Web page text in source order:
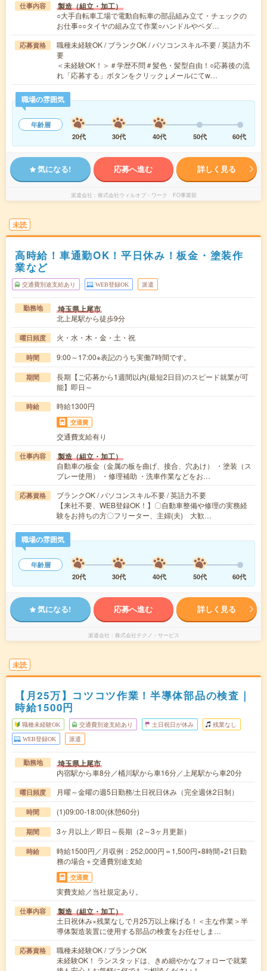
仕事内容 製造（組立・加工）
○大手自転車工場で電動自転車の部品組み立て・チェックの
お仕事○○タイヤの組み立て作業○ハンドルやペダ…
応募資格
職種未経験OK / ブランクOK / パソコンスキル不要 / 英語力不
要
＜未経験OK！＞＃学歴不問＃髪色・髪型自由！○応募後の流
れ「応募する」ボタンをクリック↓メールにてw…
職場の雰囲気
年齢層
20代
30代 40代 50代 60代
気になる! 応募へ進む 詳しく見る
派遣会社 株式会社ウィルオブ・ワーク FO事業部
未読
高時給！車通勤OK！平日休み！板金・塗装作
業など
交通費別途支給あり WEB登録OK 派遣
勤務地 埼玉県上尾市
北上尾駅から徒歩9分
曜日頻度 火・水・木・金・土・祝
時間 9:00～17:00※表記のうち実働7時間です。
期間
長期【ご応募から1週間以内(最短2日目)のスピード就業が可
能】即日～
時給 時給1300円
交通費
交通費支給有り
仕事内容 製造（組立・加工）
自動車の板金（金属の板を曲げ、接合、穴あけ） ・塗装（ス
プレー使用） ・修理補助 ・洗車作業などをお…
応募資格
ブランクOK / パソコンスキル不要 / 英語力不要
【来社不要、WEB登録OK！】〇自動車整備や修理の実務経
験をお持ちの方〇フリーター、主婦(夫) 大歓…
職場の雰囲気
年齢層
20代
30代 40代 50代 60代
気になる! 応募へ進む 詳しく見る
派遣会社 株式会社テクノ・サービス
未読
【月25万】コツコツ作業！半導体部品の検査｜
時給1500円
職種未経験OK 交通費別途支給あり 土日祝日が休み 残業なし
WEB登録OK 派遣
勤務地 埼玉県上尾市
内宿駅から車8分／桶川駅から車16分／上尾駅から車20分
曜日頻度 月曜～金曜の週5日勤務/土日祝日休み（完全週休2日制）
時間 (1)09:00-18:00(休憩60分)
期間 3ヶ月以上／即日～長期（2～3ヶ月更新）
時給
時給1500円／月収例：252,000円＝1,500円×8時間×21日勤
務の場合＋交通費別途支給
交通費
実費支給／当社規定あり。
仕事内容 製造（組立・加工）
土日祝休み×残業なしで月25万以上稼げる！＜主な作業＞半
導体製造装置に使用する部品の検査をお任せしま…
応募資格
職種未経験OK / ブランクOK
未経験OK！ ランスタッドは、きめ細やかなフォローで就業